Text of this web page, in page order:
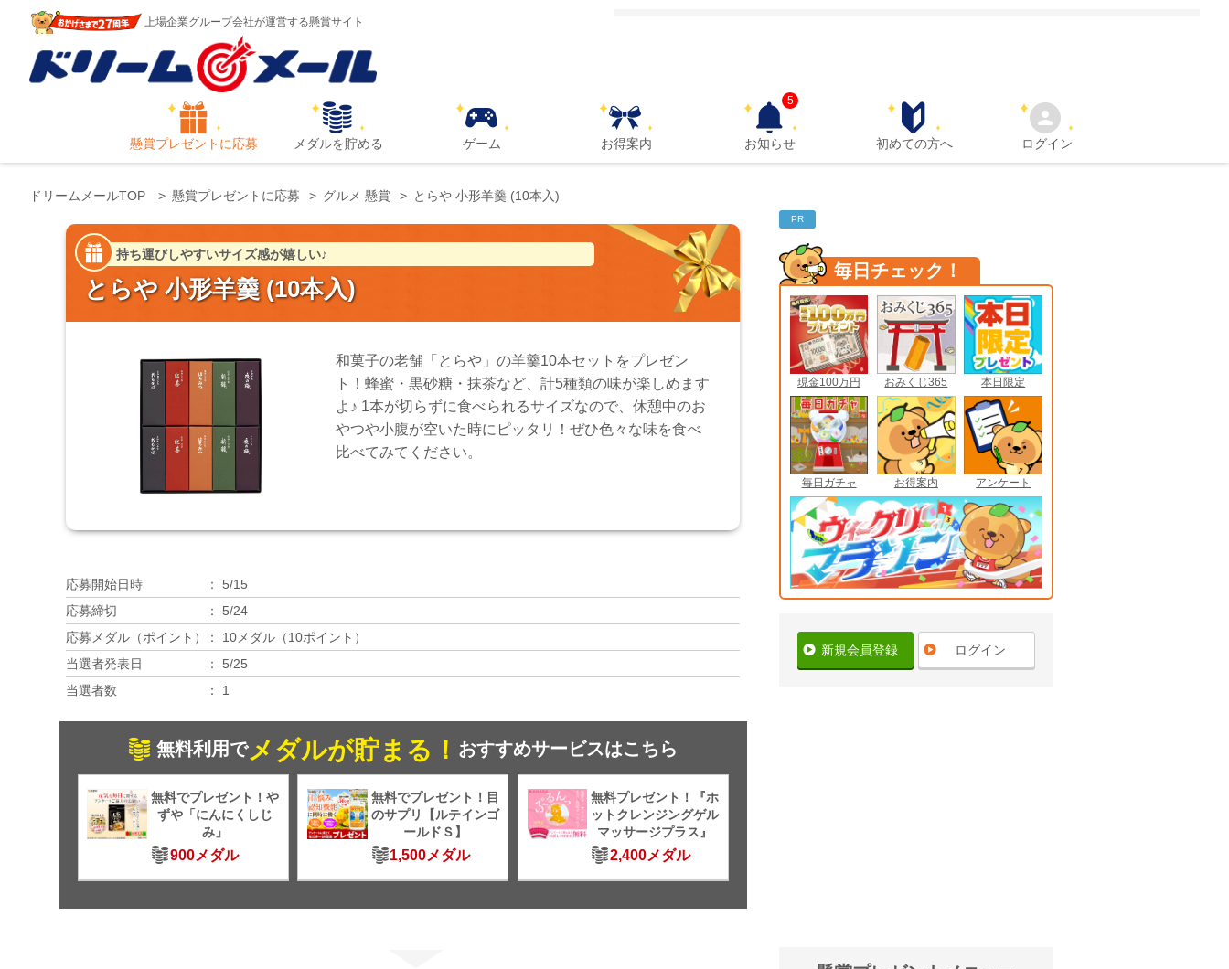
上場企業グループ会社が運営する懸賞サイト
懸賞プレゼントに応募 メダルを貯める ゲーム お得案内 お知らせ
5
初めての方へ ログイン
ドリームメールTOP 懸賞プレゼントに応募 グルメ 懸賞 とらや 小形羊羹 (10本入)
持ち運びしやすいサイズ感が嬉しい♪
とらや 小形羊羹 (10本入)
和菓子の老舗「とらや」の羊羹10本セットをプレゼン
ト！蜂蜜・黒砂糖・抹茶など、計5種類の味が楽しめます
よ♪ 1本が切らずに食べられるサイズなので、休憩中のお
やつや小腹が空いた時にピッタリ！ぜひ色々な味を食べ
比べてみてください。
応募開始日時
5/15
応募締切
5/24
応募メダル（ポイント）
10メダル（10ポイント）
当選者発表日
5/25
当選者数
1
無料利用でメダルが貯まる！ おすすめサービスはこちら
無料でプレゼント！や
ずや「にんにくしじ
み」
900メダル
無料でプレゼント！目
のサプリ【ルテインゴ
ールドＳ】
1,500メダル
無料プレゼント！『ホ
ットクレンジングゲル
マッサージプラス』
2,400メダル
PR
毎日チェック！
現金100万円 おみくじ365 本日限定
毎日ガチャ お得案内 アンケート
新規会員登録 ログイン